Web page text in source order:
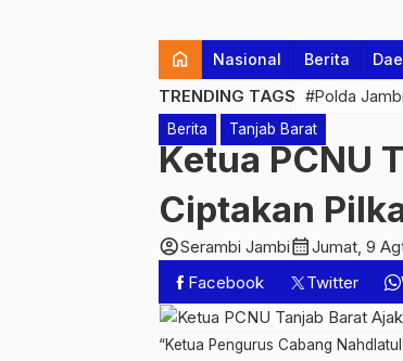
home Nasional Berita
TRENDING TAGS #Polda Jambi
Berita Tanjab Barat
Ketua PCNU
Ciptakan
account_circleSerambi Jambicalendar_monthJumat, 9
Facebook
Twitter
“Ketua Pengurus Cabang